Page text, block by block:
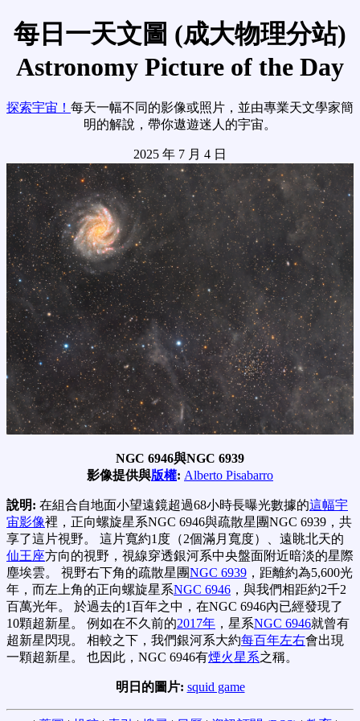
每日一天文圖 (成大物理分站)
Astronomy Picture of the Day
探索宇宙！ 每天一幅不同的影像或照片，並由專業天文學家簡
明的解說，帶你遨遊迷人的宇宙。
2025 年 7 月 4 日
NGC 6946與NGC 6939
影像提供與版權: Alberto Pisabarro
說明: 在組合自地面小望遠鏡超過68小時長曝光數據的這幅宇
宙影像裡，正向螺旋星系NGC 6946與疏散星團NGC 6939，共
享了這片視野。 這片寬約1度（2個滿月寬度）、遠眺北天的
仙王座方向的視野，視線穿透銀河系中央盤面附近暗淡的星際
塵埃雲。 視野右下角的疏散星團NGC 6939 ，距離約為5,600光
年，而左上角的正向螺旋星系NGC 6946 ，與我們相距約2千2
百萬光年。 於過去的1百年之中，在NGC 6946內已經發現了
10顆超新星。 例如在不久前的2017年 ，星系NGC 6946就曾有
超新星閃現。 相較之下，我們銀河系大約每百年左右會出現
一顆超新星。 也因此，NGC 6946有煙火星系之稱。
明日的圖片: squid game